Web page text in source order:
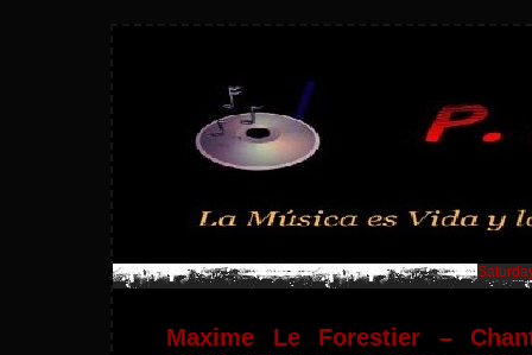
Maxime Le Forestier –